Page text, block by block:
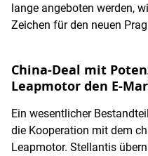
lange angeboten werden,
Zeichen für den neuen
China-Deal mit
Leapmotor den E-
Ein wesentlicher
die Kooperation mit dem
Leapmotor. Stellantis